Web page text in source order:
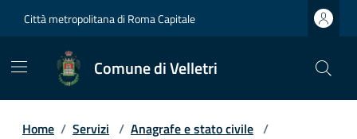
Città metropolitana di Roma Capitale
Comune di Velletri
Home / Servizi / Anagrafe e stato civile /